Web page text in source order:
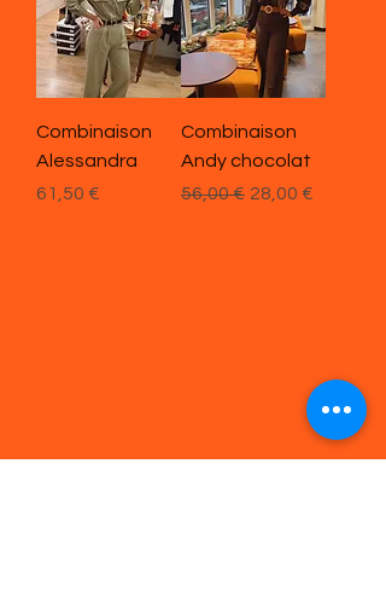
Combinaison
Alessandra
Prix
61,50 €
Combinaison
Andy chocolat
Prix original
56,00 € Prix
28,00 €